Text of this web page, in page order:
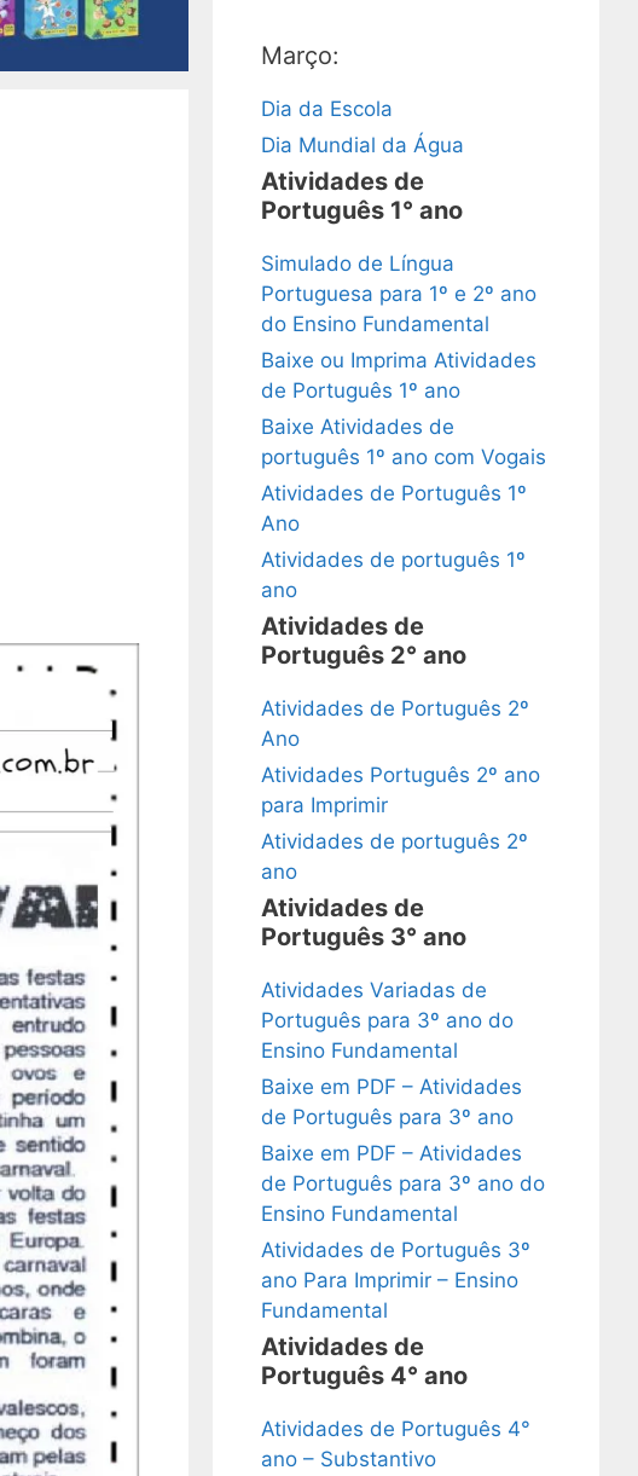
Março:
Dia da Escola
Dia Mundial da Água
Atividades de
Português 1° ano
Simulado de Língua
Portuguesa para 1º e 2º ano
do Ensino Fundamental
Baixe ou Imprima Atividades
de Português 1º ano
Baixe Atividades de
português 1º ano com Vogais
Atividades de Português 1º
Ano
Atividades de português 1º
ano
Atividades de
Português 2° ano
Atividades de Português 2º
Ano
Atividades Português 2º ano
para Imprimir
Atividades de português 2º
ano
Atividades de
Português 3° ano
Atividades Variadas de
Português para 3º ano do
Ensino Fundamental
Baixe em PDF – Atividades
de Português para 3º ano
Baixe em PDF – Atividades
de Português para 3º ano do
Ensino Fundamental
Atividades de Português 3º
ano Para Imprimir – Ensino
Fundamental
Atividades de
Português 4° ano
Atividades de Português 4°
ano – Substantivo